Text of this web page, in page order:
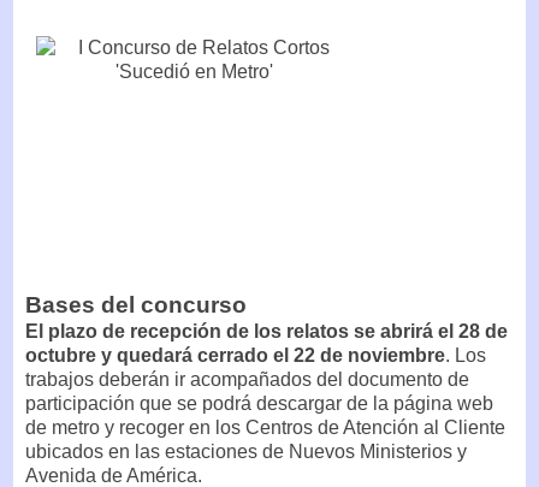
Bases del concurso
El plazo de recepción de los relatos se abrirá el 28 de
octubre y quedará cerrado el 22 de noviembre. Los
trabajos deberán ir acompañados del documento de
participación que se podrá descargar de la página web
de metro y recoger en los Centros de Atención al Cliente
ubicados en las estaciones de Nuevos Ministerios y
Avenida de América.